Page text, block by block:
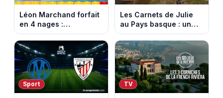
Léon Marchand forfait
en 4 nages :
découvrez son
programme de nage
aux Championnats
d'Europe
Les Carnets de Julie
au Pays basque : un
banquet au sommet de
la Rhune
Sport TV